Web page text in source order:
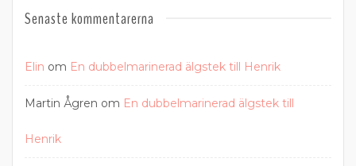
Senaste kommentarerna
Elin om En dubbelmarinerad älgstek till Henrik
Martin Ågren om En dubbelmarinerad älgstek till
Henrik